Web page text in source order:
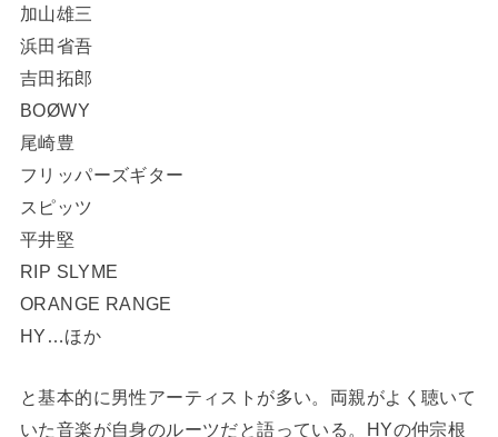
加山雄三
浜田省吾
吉田拓郎
BOØWY
尾崎豊
フリッパーズギター
スピッツ
平井堅
RIP SLYME
ORANGE RANGE
HY…ほか
と基本的に男性アーティストが多い。両親がよく聴いて
いた音楽が自身のルーツだと語っている。HYの仲宗根